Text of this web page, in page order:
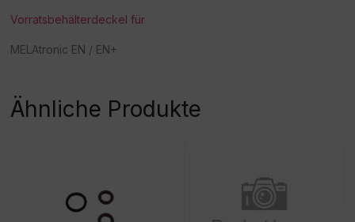
Vorratsbehälterdeckel für
MELAtronic EN / EN+
Ähnliche Produkte